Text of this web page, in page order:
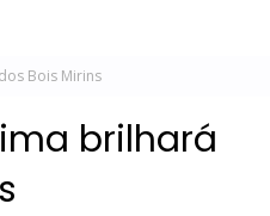
Bois Mirins
brilhará